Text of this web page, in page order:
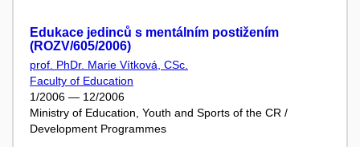
Edukace jedinců s mentálním postižením
(ROZV/605/2006)
prof. PhDr. Marie Vítková, CSc.
Faculty of Education
1/2006 — 12/2006
Ministry of Education, Youth and Sports of the CR /
Development Programmes